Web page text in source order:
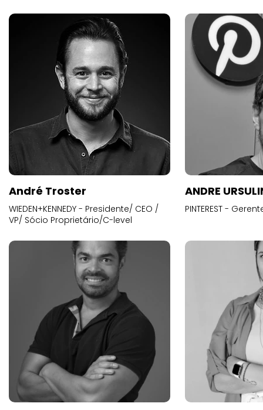
André Troster
WIEDEN+KENNEDY - Presidente/ CEO /
VP/ Sócio Proprietário/C-level
ANDRE
PINTEREST -